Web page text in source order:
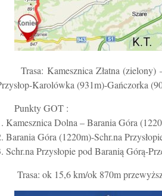
Trasa: Kamesznica Złatna
Karolówka (931m)-Gańczorka
Punkty GOT :
Kamesznica Dolna – Barania Góra
Barania Góra (1220m)-Schr.na
Schr.na Przysłopie pod Baranią Górą-
Trasa: ok 15,6 km/ok 870m